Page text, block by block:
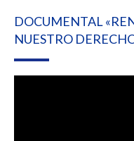
DOCUMENTAL
NUESTRO